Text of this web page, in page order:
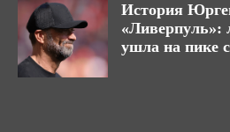
История
«Ливерпуль»:
ушла на пике